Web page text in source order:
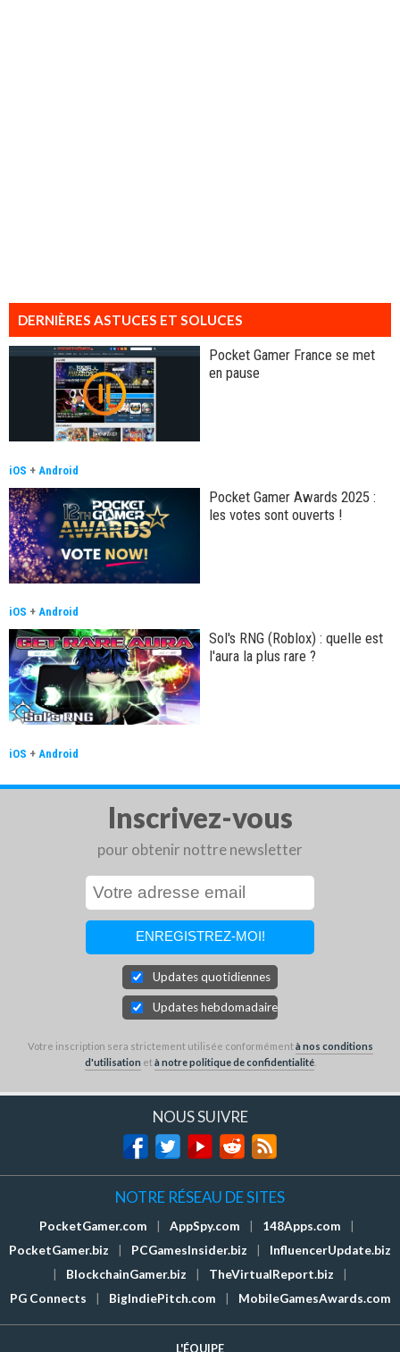
DERNIÈRES ASTUCES ET SOLUCES
Pocket Gamer France se met
en pause
iOS + Android
Pocket Gamer Awards 2025 :
les votes sont ouverts !
iOS + Android
Sol's RNG (Roblox) : quelle est
l'aura la plus rare ?
iOS + Android
Inscrivez-vous
pour obtenir nottre newsletter
Updates quotidiennes
Updates hebdomadaires
Votre inscription sera strictement utilisée conformémentà nos conditions
d'utilisation età notre politique de confidentialité.
NOUS SUIVRE
NOTRE RÉSEAU DE SITES
PocketGamer.com AppSpy.com 148Apps.com
PocketGamer.biz
PCGamesInsider.biz
InfluencerUpdate.biz
BlockchainGamer.biz TheVirtualReport.biz
PG Connects
BigIndiePitch.com MobileGamesAwards.com
L'ÉQUIPE